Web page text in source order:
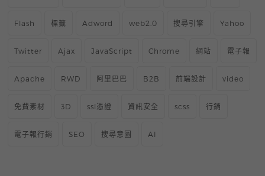
Flash 標籤 Adword web2.0 搜尋引擎 Yahoo
Twitter Ajax JavaScript Chrome 網站 電子報
Apache RWD 阿里巴巴 B2B 前端設計 video
免費素材 3D ssl憑證 資訊安全 scss 行銷
電子報行銷 SEO 搜尋意圖 AI